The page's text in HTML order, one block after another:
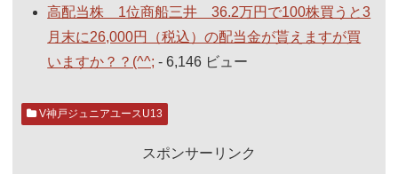
高配当株 1位商船三井 36.2万円で100株買うと3
月末に26,000円（税込）の配当金が貰えますが買
いますか？？(^^; - 6,146 ビュー
V神戸ジュニアユースU13
スポンサーリンク